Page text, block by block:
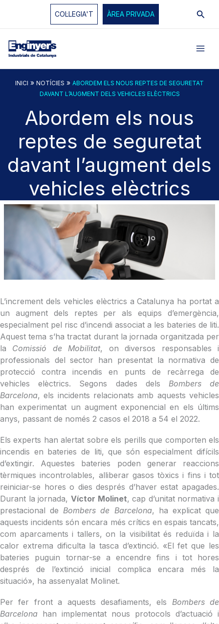
COL·LEGIA'T ÀREA PRIVADA
INICI » NOTÍCIES » ABORDEM ELS NOUS REPTES DE SEGURETAT
DAVANT L’AUGMENT DELS VEHICLES ELÈCTRICS
Abordem els nous
reptes de seguretat
davant l’augment dels
vehicles elèctrics
L’increment dels vehicles elèctrics a Catalunya ha portat a
un augment dels reptes per als equips d’emergència,
especialment pel risc d’incendi associat a les bateries de liti.
Aquest tema s’ha tractat durant la jornada organitzada per
la Comissió de Mobilitat, on diversos responsables i
professionals del sector han presentat la normativa de
protecció contra incendis en punts de recàrrega de
vehicles elèctrics. Segons dades dels Bombers de
Barcelona, els incidents relacionats amb aquests vehicles
han experimentat un augment exponencial en els últims
anys, passant de només 2 casos el 2018 a 54 el 2022.
Els experts han alertat sobre els perills que comporten els
incendis en bateries de liti, que són especialment difícils
d’extingir. Aquestes bateries poden generar reaccions
tèrmiques incontrolables, alliberar gasos tòxics i fins i tot
reiniciar-se hores o dies després d’haver estat apagades.
Durant la jornada, Víctor Molinet, cap d’unitat normativa i
prestacional de Bombers de Barcelona, ha explicat que
aquests incidents són encara més crítics en espais tancats,
com aparcaments i tallers, on la visibilitat és reduïda i la
calor extrema dificulta la tasca d’extinció. «El fet que les
bateries puguin tornar-se a encendre fins i tot hores
després de l’extinció inicial complica encara més la
situació», ha assenyalat Molinet.
Per fer front a aquests desafiaments, els Bombers de
Barcelona han implementat nous protocols d’actuació i